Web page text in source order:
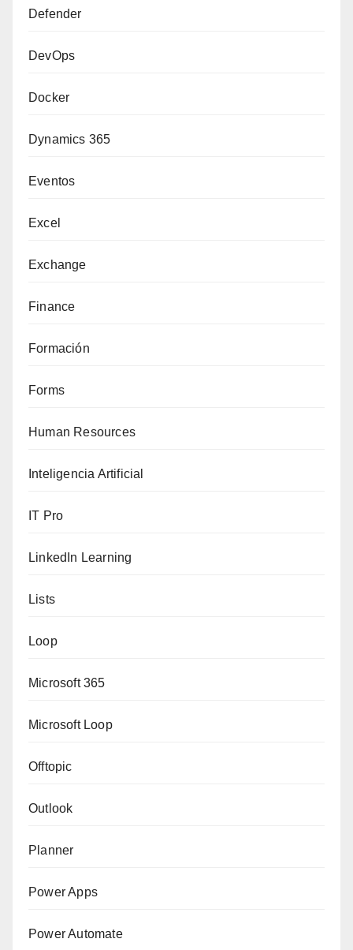
Defender
DevOps
Docker
Dynamics 365
Eventos
Excel
Exchange
Finance
Formación
Forms
Human Resources
Inteligencia Artificial
IT Pro
LinkedIn Learning
Lists
Loop
Microsoft 365
Microsoft Loop
Offtopic
Outlook
Planner
Power Apps
Power Automate